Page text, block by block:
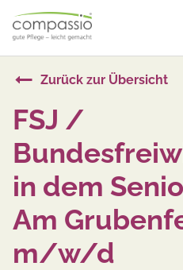
content
Zurück zur Übersicht
FSJ /
in dem
Am
m/w/d